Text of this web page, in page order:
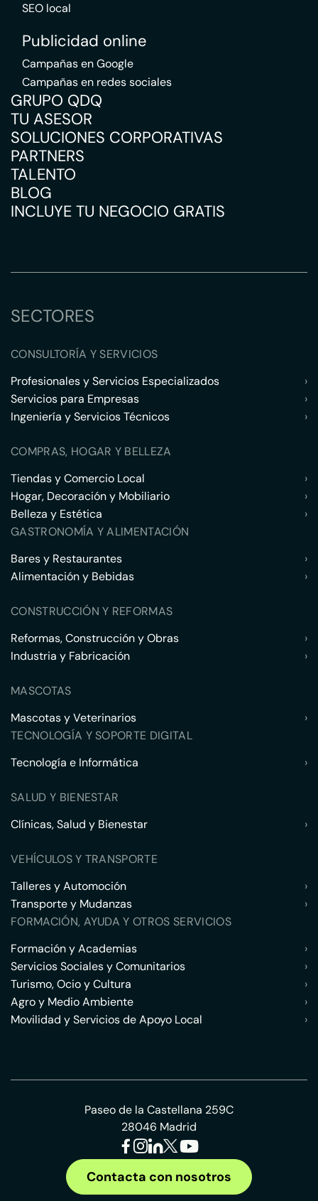
SEO local
Publicidad online
Campañas en Google
Campañas en redes sociales
GRUPO QDQ
TU ASESOR
SOLUCIONES CORPORATIVAS
PARTNERS
TALENTO
BLOG
INCLUYE TU NEGOCIO GRATIS
SECTORES
CONSULTORÍA Y SERVICIOS
Profesionales y Servicios Especializados
›
Servicios para Empresas
›
Ingeniería y Servicios Técnicos
›
COMPRAS, HOGAR Y BELLEZA
Tiendas y Comercio Local
›
Hogar, Decoración y Mobiliario
›
Belleza y Estética
›
GASTRONOMÍA Y ALIMENTACIÓN
Bares y Restaurantes
›
Alimentación y Bebidas
›
CONSTRUCCIÓN Y REFORMAS
Reformas, Construcción y Obras
›
Industria y Fabricación
›
MASCOTAS
Mascotas y Veterinarios
›
TECNOLOGÍA Y SOPORTE DIGITAL
Tecnología e Informática
›
SALUD Y BIENESTAR
Clínicas, Salud y Bienestar
›
VEHÍCULOS Y TRANSPORTE
Talleres y Automoción
›
Transporte y Mudanzas
›
FORMACIÓN, AYUDA Y OTROS SERVICIOS
Formación y Academias
›
Servicios Sociales y Comunitarios
›
Turismo, Ocio y Cultura
›
Agro y Medio Ambiente
›
Movilidad y Servicios de Apoyo Local
›
Paseo de la Castellana 259C
28046 Madrid
Contacta con nosotros